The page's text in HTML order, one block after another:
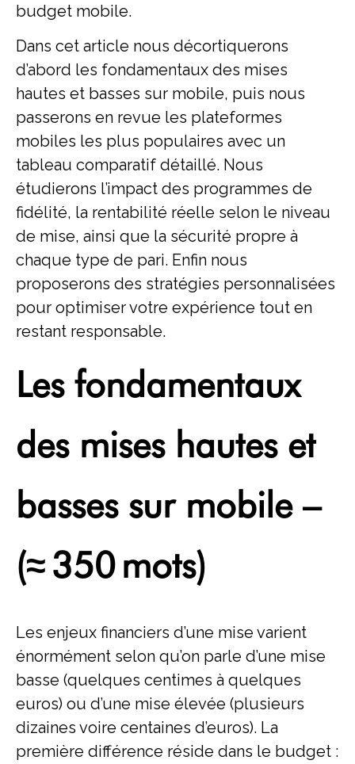
budget mobile.
Dans cet article nous décortiquerons
d’abord les fondamentaux des mises
hautes et basses sur mobile, puis nous
passerons en revue les plateformes
mobiles les plus populaires avec un
tableau comparatif détaillé. Nous
étudierons l’impact des programmes de
fidélité, la rentabilité réelle selon le niveau
de mise, ainsi que la sécurité propre à
chaque type de pari. Enfin nous
proposerons des stratégies personnalisées
pour optimiser votre expérience tout en
restant responsable.
Les fondamentaux
des mises hautes et
basses sur mobile –
(≈ 350 mots)
Les enjeux financiers d’une mise varient
énormément selon qu’on parle d’une mise
basse (quelques centimes à quelques
euros) ou d’une mise élevée (plusieurs
dizaines voire centaines d’euros). La
première différence réside dans le budget :